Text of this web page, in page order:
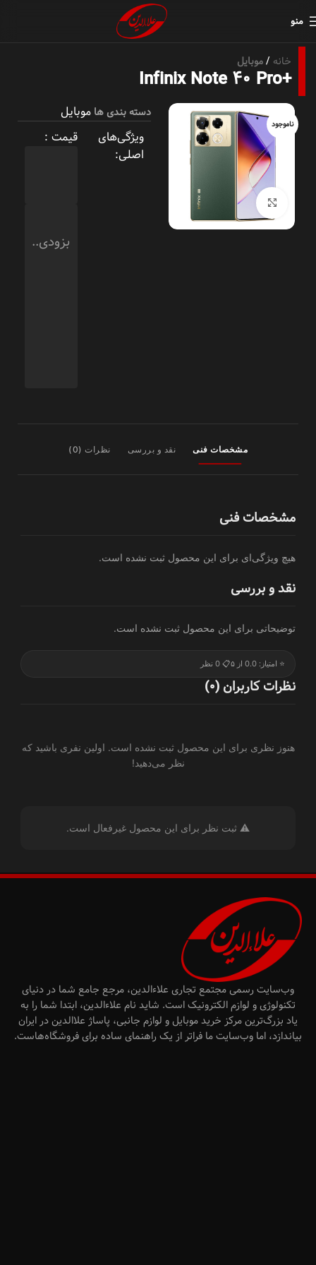
منو
خانه موبایل
+Infinix Note 40 Pro
ناموجود
بزرگنمایی تصویر
دسته بندی ها موبایل
ویژگی‌های
اصلی:
قیمت :
بزودی..
مشخصات فنی نقد و بررسی نظرات (0)
مشخصات فنی
هیچ ویژگی‌ای برای این محصول ثبت نشده است.
نقد و بررسی
توضیحاتی برای این محصول ثبت نشده است.
⭐ امتیاز: 0.0 از ۵ 📋 0 نظر
نظرات کاربران (0)
هنوز نظری برای این محصول ثبت نشده است. اولین نفری باشید که
نظر می‌دهید!
⚠️ ثبت نظر برای این محصول غیرفعال است.
وب‌سایت رسمی مجتمع تجاری علاءالدین، مرجع جامع شما در دنیای
تکنولوژی و لوازم الکترونیک است. شاید نام علاءالدین، ابتدا شما را به
یاد بزرگ‌ترین مرکز خرید موبایل و لوازم جانبی، پاساژ علاالدین در ایران
بیاندازد، اما وب‌سایت ما فراتر از یک راهنمای ساده برای فروشگاه‌هاست.